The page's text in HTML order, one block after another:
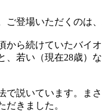
登場いただくのは
ら続けていたバイ
若い（現在28歳）
説いています。ま
きました。